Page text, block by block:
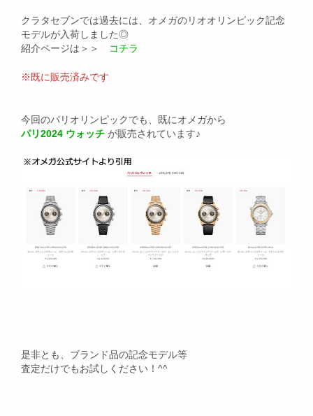
クラタセブンでは過去には、オメガのリオオリンピック記念
モデルが入荷しました◎
紹介ページは＞＞
コチラ
※既に販売済みです
今回のパリオリンピックでも、既にオメガから
パリ2024 ウォッチ が販売されています♪
是非とも、ブランド品の記念モデル等
査定だけでもお試しください！^^